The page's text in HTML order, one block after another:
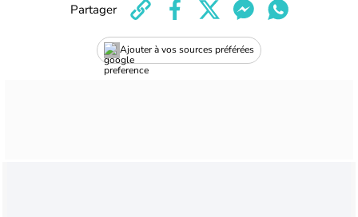
Ajouter à vos sources préférées
Partager